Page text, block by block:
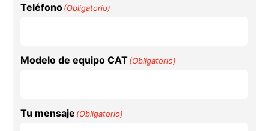
Teléfono(Obligatorio)
Modelo de equipo CAT(Obligatorio)
Tu mensaje (Obligatorio)